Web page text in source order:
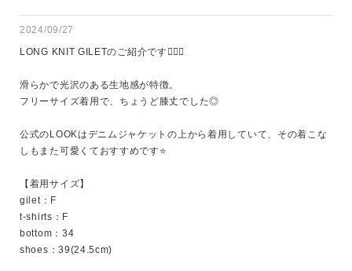
キーワード
2024/09/27
LONG KNIT GILETのご紹介です💁🏻‍♀️
滑らかで光沢のある生地感が特徴。
フリーサイズ着用で、ちょうど膝丈でした◎
公式のLOOKはデニムジャケットの上から着用していて、その着こな
しもまた可愛くておすすめです⭐️
【着用サイズ】
gilet：F
t-shirts：F
bottom：34
shoes：39(24.5cm)